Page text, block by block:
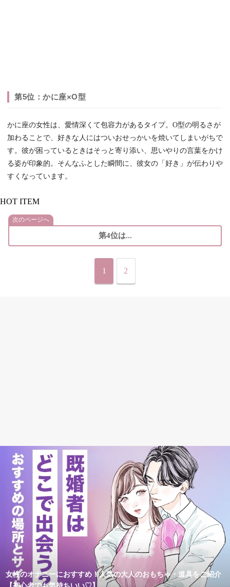
第5位：かに座×O型
かに座の女性は、愛情深くて包容力があるタイプ。O型の明るさが
加わることで、好きな人にはついおせっかいを焼いてしまいがちで
す。彼が困っているときはそっと寄り添い、思いやりの言葉をかけ
る姿が印象的。そんなふとした瞬間に、彼女の「好き」が伝わりや
すくなっています。
HOT ITEM
次のページへ
第4位は...
1 2
女性のオナニーにおすすめ！人気の大人のおもちゃ・道具をご紹介